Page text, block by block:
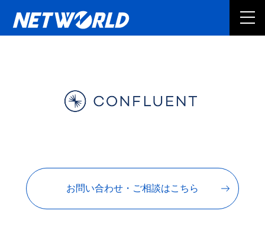
お問い合わせ・ご相談はこちら